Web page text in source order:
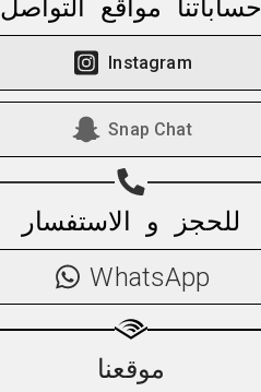
حساباتنا مواقع التواصل
Instagram
Snap Chat
للحجز و الاستفسار
WhatsApp
موقعنا
Share on Linkedin
Share on Twitter
Share on WhatsApp
Share on Email
Subscribe page